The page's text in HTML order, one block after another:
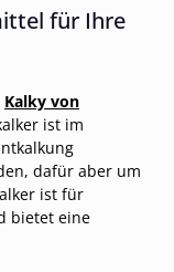
für Ihre
Kalky von
ist im
dafür aber um
ist für
bietet eine